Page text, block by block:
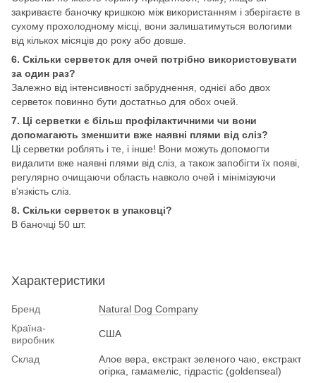
закриваєте баночку кришкою між використанням і зберігаєте в
сухому прохолодному місці, вони залишатимуться вологими
від кількох місяців до року або довше.
6. Скільки серветок для очей потрібно використовувати
за один раз?
Залежно від інтенсивності забруднення, однієї або двох
серветок повинно бути достатньо для обох очей.
7. Ці серветки є більш профілактичними чи вони
допомагають зменшити вже наявні плями від сліз?
Ці серветки роблять і те, і інше! Вони можуть допомогти
видалити вже наявні плями від сліз, а також запобігти їх появі,
регулярно очищаючи область навколо очей і мінімізуючи
в'язкість сліз.
8. Скільки серветок в упаковці?
В баночці 50 шт.
Характеристики
Бренд
Natural Dog Company
Країна-
виробник
США
Склад
Алое вера, екстракт зеленого чаю, екстракт
огірка, гамамеліс, гідрастіс (goldenseal)